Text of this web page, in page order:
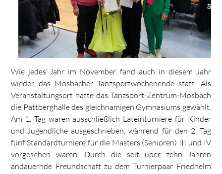
Wie jedes Jahr im November fand auch in diesem Jahr
wieder das Mosbacher Tanzsportwochenende statt. Als
Veranstaltungsort hatte das Tanzsport-Zentrum-Mosbach
die Pattberghalle des gleichnamigen Gymnasiums gewählt.
Am 1. Tag waren ausschließlich Lateinturniere für Kinder
und Jugendliche ausgeschrieben, während für den 2. Tag
fünf Standardturniere für die Masters (Senioren) III und IV
vorgesehen waren. Durch die seit über zehn Jahren
andauernde Freundschaft zu dem Turnierpaar Friedhelm